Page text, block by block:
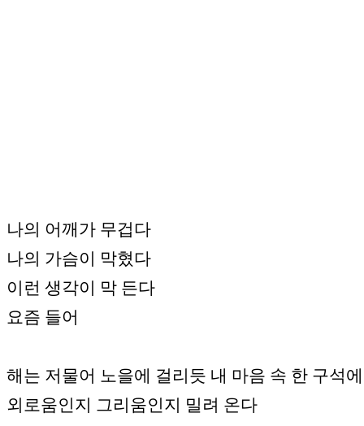
나의 어깨가 무겁다
나의 가슴이 막혔다
이런 생각이 막 든다
요즘 들어
해는 저물어 노을에 걸리듯 내 마음 속 한 구석에
외로움인지 그리움인지 밀려 온다